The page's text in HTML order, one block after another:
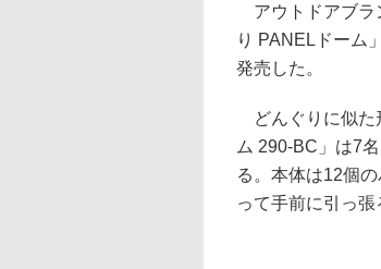
アウトドアブラ
り PANELドーム
発売した。
どんぐりに似た
ム 290-BC」は7
る。本体は12個
って手前に引っ張